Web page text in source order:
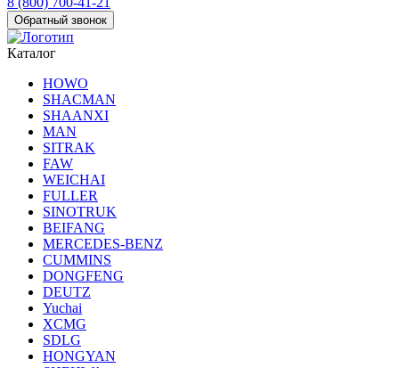
Обратный звонок
Каталог
HOWO
SHACMAN
SHAANXI
MAN
SITRAK
FAW
WEICHAI
FULLER
SINOTRUK
BEIFANG
MERCEDES-BENZ
CUMMINS
DONGFENG
DEUTZ
Yuchai
XCMG
SDLG
HONGYAN